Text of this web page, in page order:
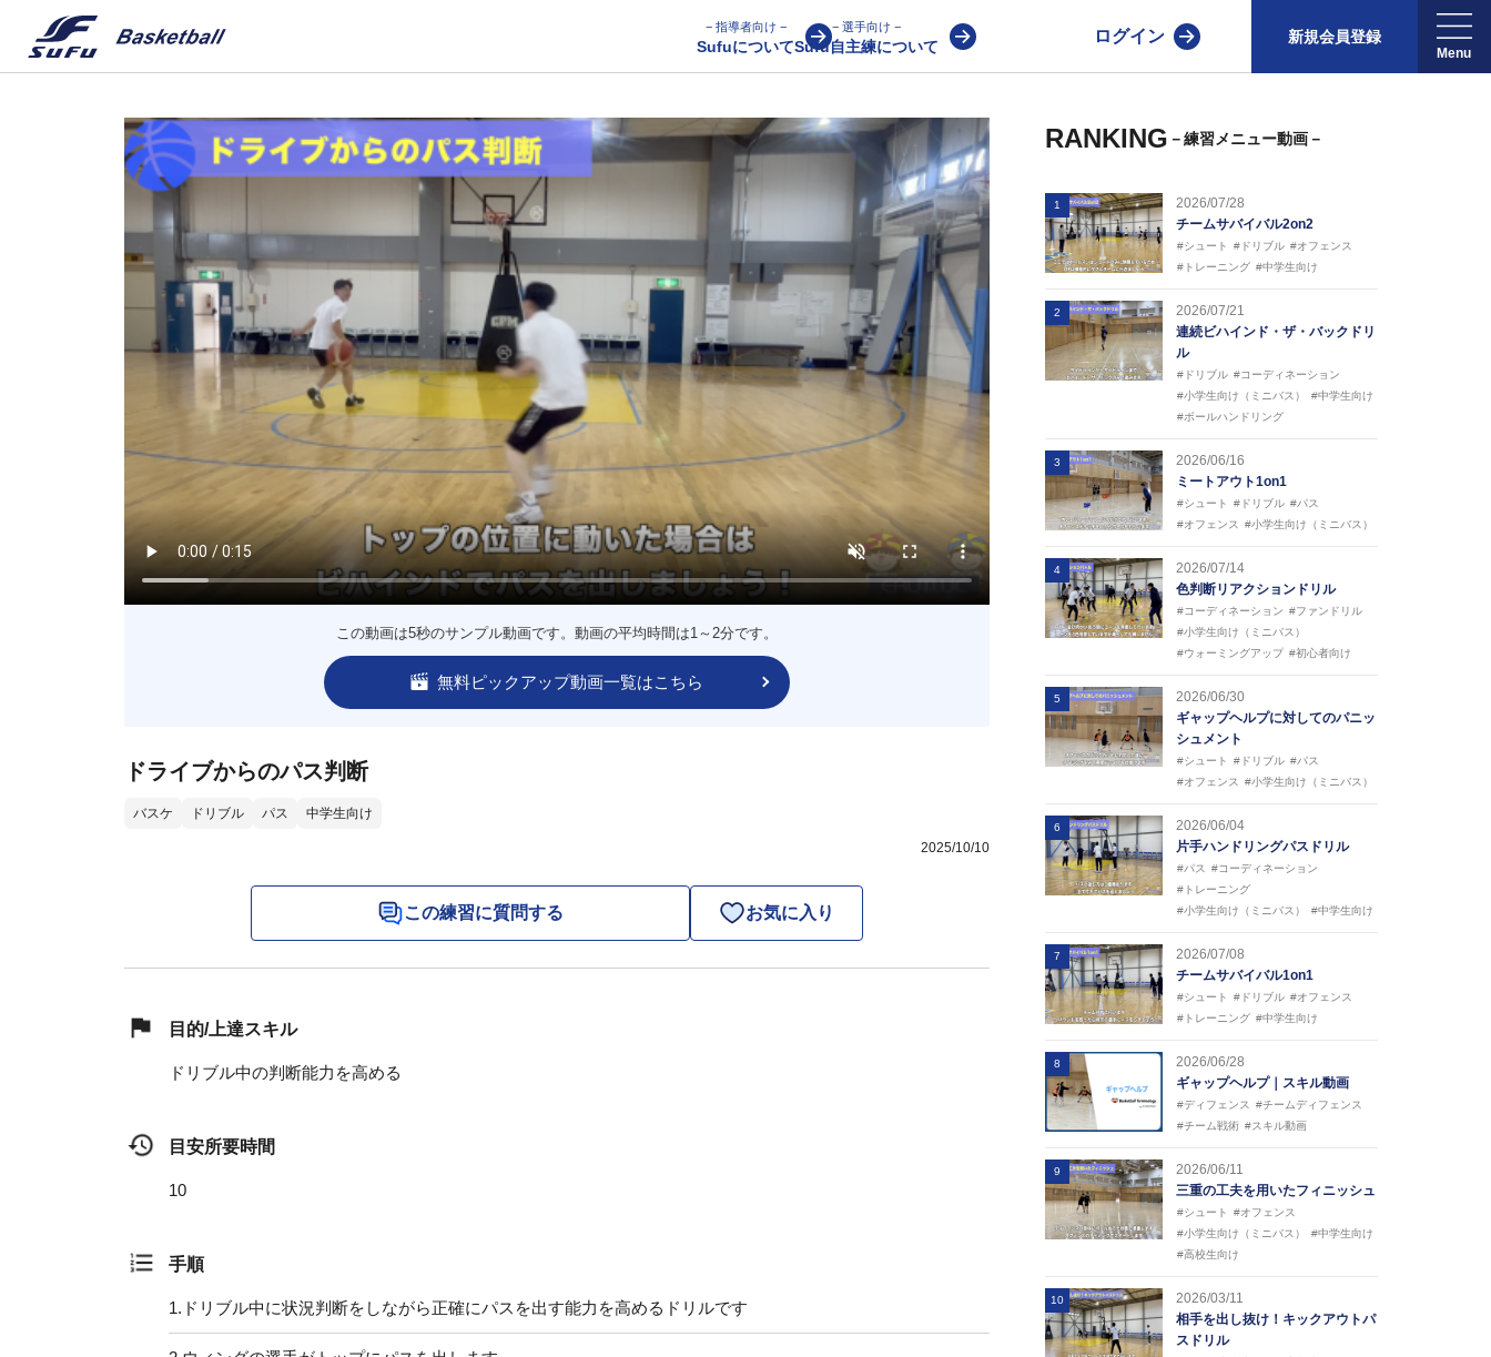
− 指導者向け −
Sufuについて
− 選手向け −
Sufu自主練について
ログイン 新規会員登録
この動画は5秒のサンプル動画です。動画の平均時間は1～2分です。
無料ピックアップ動画一覧はこちら
ドライブからのパス判断
バスケ ドリブル パス 中学生向け
2025/10/10
この練習に質問する お気に入り
目的/上達スキル
ドリブル中の判断能力を高める
目安所要時間
10
手順
1. ドリブル中に状況判断をしながら正確にパスを出す能力を高めるドリルです
RANKING －練習メニュー動画－
1
2026/07/28
チームサバイバル2on2
#シュート #ドリブル #オフェンス
#トレーニング #中学生向け
2
2026/07/21
連続ビハインド・ザ・バックドリ
ル
#ドリブル #コーディネーション
#小学生向け（ミニバス）
#中学生向け
#ボールハンドリング
3
2026/06/16
ミートアウト1on1
#シュート #ドリブル #パス
#オフェンス
#小学生向け（ミニバス）
4
2026/07/14
色判断リアクションドリル
#コーディネーション #ファンドリル
#小学生向け（ミニバス）
#ウォーミングアップ #初心者向け
5
2026/06/30
ギャップヘルプに対してのパニッ
シュメント
#シュート #ドリブル #パス
#オフェンス
#小学生向け（ミニバス）
6
2026/06/04
片手ハンドリングパスドリル
#パス
#コーディネーション
#トレーニング
#小学生向け（ミニバス）
#中学生向け
7
2026/07/08
チームサバイバル1on1
#シュート #ドリブル #オフェンス
#トレーニング #中学生向け
8
2026/06/28
ギャップヘルプ｜スキル動画
#ディフェンス
#チームディフェンス
#チーム戦術 #スキル動画
9
2026/06/11
三重の工夫を用いたフィニッシュ
#シュート
#オフェンス
#小学生向け（ミニバス）
#中学生向け
#高校生向け
10
2026/03/11
相手を出し抜け！キックアウトパ
スドリル